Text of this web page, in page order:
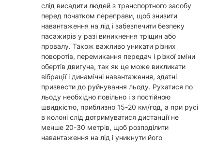
слід висадити людей з транспортного засобу
перед початком переправи, щоб знизити
навантаження на лід і забезпечити безпеку
пасажирів у разі виникнення тріщин або
провалу. Також важливо уникати різних
поворотів, перемикання передач і різкої зміни
обертів двигуна, так як це може викликати
вібрації і динамічні навантаження, здатні
призвести до руйнування льоду. Рухатися по
льоду необхідно повільно і з постійною
швидкістю, приблизно 15-20 км/год, а при русі
в колоні слід дотримуватися дистанції не
менше 20-30 метрів, щоб розподілити
навантаження на лід і уникнути його